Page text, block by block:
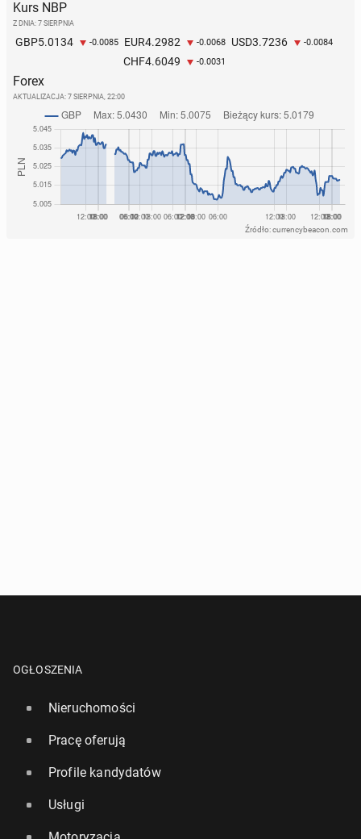
Kurs NBP
Z DNIA: 7 SIERPNIA
GBP5.0134 -0.0085 EUR4.2982 -0.0068 USD3.7236 -0.0084
CHF4.6049 -0.0031
Forex
AKTUALIZACJA: 7 SIERPNIA, 22:00
Źródło: currencybeacon.com
OGŁOSZENIA
Nieruchomości
Pracę oferują
Profile kandydatów
Usługi